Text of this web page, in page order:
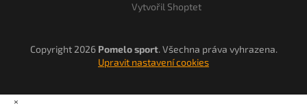
Vytvořil Shoptet
Copyright 2026 Pomelo sport. Všechna práva vyhrazena.
Upravit nastavení cookies
×